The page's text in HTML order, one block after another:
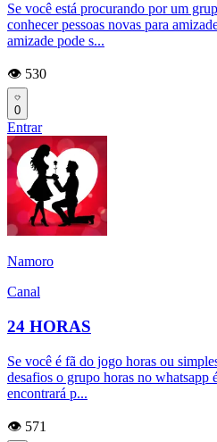
Se você está procurando por um
conhecer pessoas novas para
amizade pode s...
👁️ 530
0
Entrar
Namoro
Canal
24 HORAS
Se você é fã do jogo horas ou
desafios o grupo horas no whatsapp
encontrará p...
👁️ 571